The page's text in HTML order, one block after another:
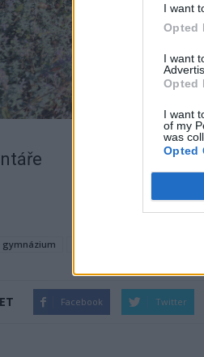
I want
Opted
I want
Opted
I want
of my
was
Opted
gymnázium
Facebook Twitter